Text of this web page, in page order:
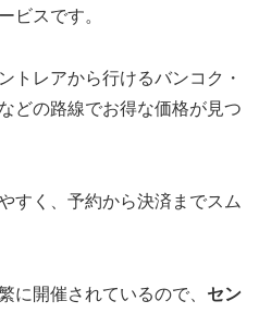
ビスです。
トレアから行けるバンコク・
どの路線でお得な価格が見つ
すく、予約から決済までスム
に開催されているので、 セン